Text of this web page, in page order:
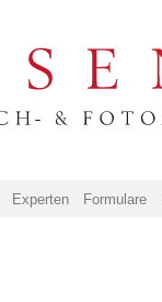
Experten Formulare